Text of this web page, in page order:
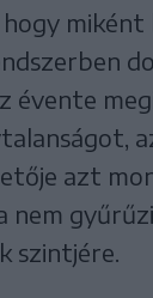
miként
évente
azt
nem
szintjére.